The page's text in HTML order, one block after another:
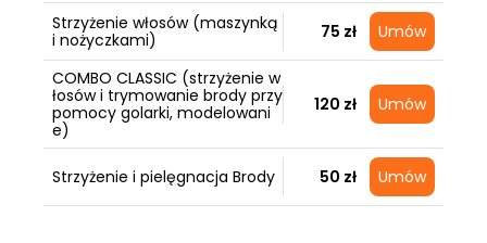
Strzyżenie włosów (maszynką
i nożyczkami)
75 zł Umów
COMBO CLASSIC (strzyżenie w
łosów i trymowanie brody przy
pomocy golarki, modelowani
e)
120 zł Umów
Strzyżenie i pielęgnacja Brody 50 zł Umów